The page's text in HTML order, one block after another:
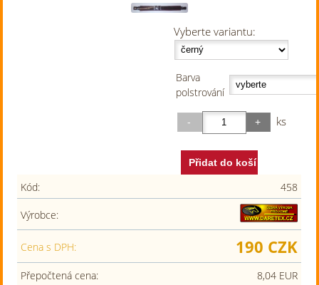
Vyberte variantu:
Barva
polstrování
ks
Kód: 458
Výrobce:
Cena s DPH: 190 CZK
Přepočtená cena:
8,04 EUR